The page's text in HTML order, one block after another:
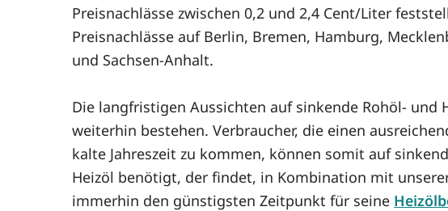
Preisnachlässe zwischen 0,2 und 2,4 Cent/Liter
Preisnachlässe auf Berlin, Bremen, Hamburg,
und Sachsen-Anhalt.
Die langfristigen Aussichten auf sinkende Rohöl- und
weiterhin bestehen. Verbraucher, die einen
kalte Jahreszeit zu kommen, können somit auf
Heizöl benötigt, der findet, in Kombination mit
immerhin den günstigsten Zeitpunkt für seine